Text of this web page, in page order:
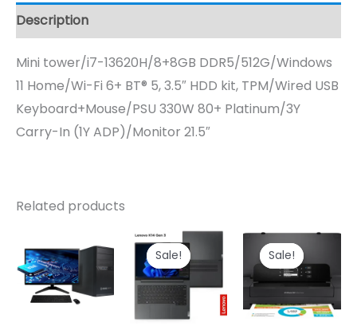
Description
Mini tower/i7-13620H/8+8GB DDR5/512G/Windows
11 Home/Wi-Fi 6+ BT® 5, 3.5″ HDD kit, TPM/Wired USB
Keyboard+Mouse/PSU 330W 80+ Platinum/3Y
Carry-In (1Y ADP)/Monitor 21.5″
Related products
Sale!
Sale! Sale!
Sale!